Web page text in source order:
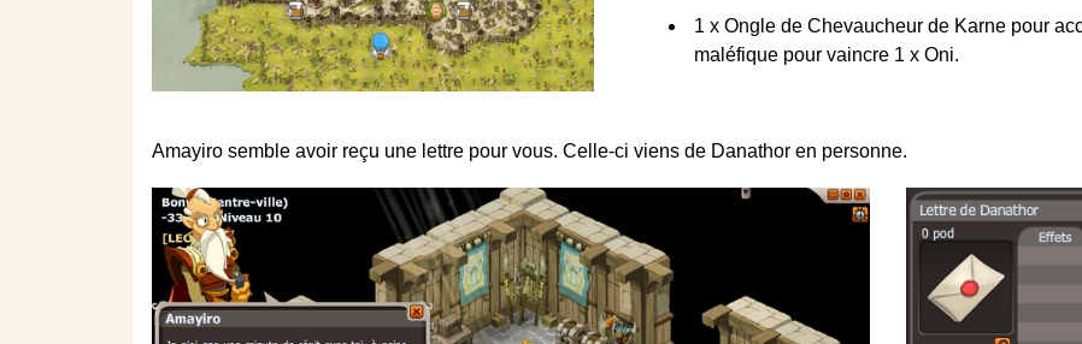
1 x Ongle de Chevaucheur de Karne pour
maléfique pour vaincre 1 x Oni.
Amayiro semble avoir reçu une lettre pour vous. Celle-ci viens de Danathor en personne.